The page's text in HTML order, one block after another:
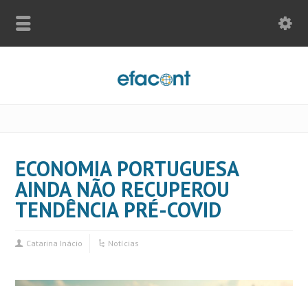
ECONOMIA PORTUGUESA
AINDA NÃO RECUPEROU
TENDÊNCIA PRÉ-COVID
Catarina Inácio Notícias